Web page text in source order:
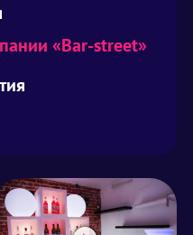
«Bar-street»